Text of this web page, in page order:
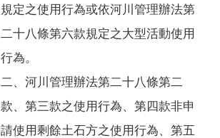
規定之使用行為或依河川管理辦法第
二十八條第六款規定之大型活動使用
行為。
二、河川管理辦法第二十八條第二
款、第三款之使用行為、第四款非申
請使用剩餘土石方之使用行為、第五